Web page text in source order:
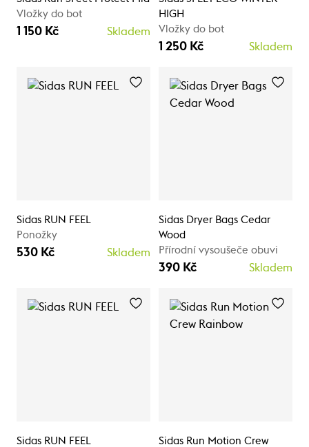
Vložky do bot
1 150 Kč Skladem
HIGH
Vložky do bot
1 250 Kč Skladem
Sidas RUN FEEL
Ponožky
530 Kč Skladem
Sidas Dryer Bags Cedar
Wood
Přírodní vysoušeče obuvi
390 Kč Skladem
Sidas RUN FEEL
Sidas Run Motion Crew